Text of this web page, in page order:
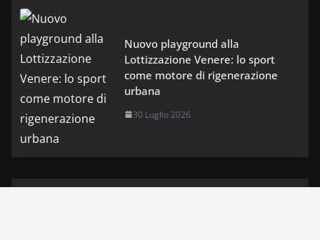
Nuovo playground alla
Lottizzazione Venere: lo sport
come motore di rigenerazione
urbana
30 Luglio 2026